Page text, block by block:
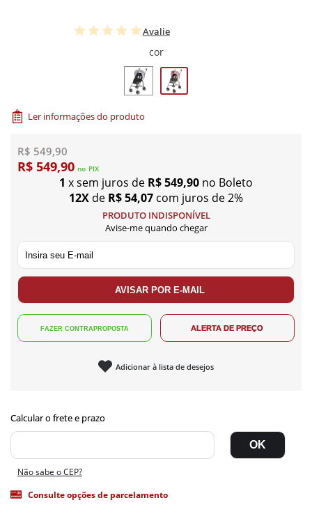
Avalie
cor
Ler informações do produto
R$ 549,90
R$ 549,90 no PIX
1 x sem juros de R$ 549,90 no Boleto
12X de R$ 54,07 com juros de 2%
PRODUTO INDISPONÍVEL
Avise-me quando chegar
Adicionar à lista de desejos
Não sabe o CEP?
Consulte opções de parcelamento